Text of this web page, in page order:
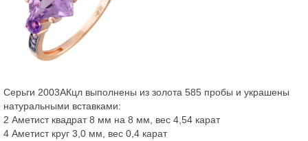
Серьги 2003АКцл выполнены из золота 585 пробы и украшены
натуральными вставками:
2 Аметист квадрат 8 мм на 8 мм, вес 4,54 карат
4 Аметист круг 3,0 мм, вес 0,4 карат